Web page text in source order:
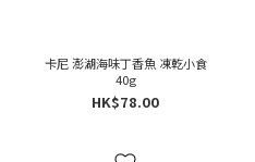
卡尼 澎湖海味丁香魚 凍乾小食
40g
HK$78.00